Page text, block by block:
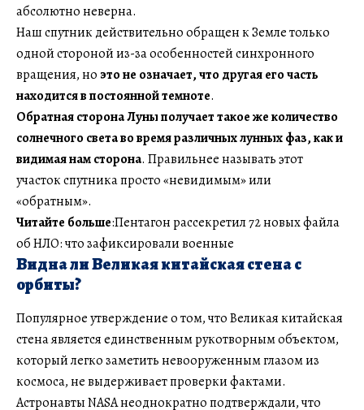
абсолютно неверна.
Наш спутник действительно обращен к Земле только
одной стороной из-за особенностей синхронного
вращения, но это не означает, что другая его часть
находится в постоянной темноте.
Обратная сторона Луны получает такое же количество
солнечного света во время различных лунных фаз, как и
видимая нам сторона. Правильнее называть этот
участок спутника просто «невидимым» или
«обратным».
Читайте больше:Пентагон рассекретил 72 новых файла
об НЛО: что зафиксировали военные
Видна ли Великая китайская стена с
орбиты?
Популярное утверждение о том, что Великая китайская
стена является единственным рукотворным объектом,
который легко заметить невооруженным глазом из
космоса, не выдерживает проверки фактами.
Астронавты NASA неоднократно подтверждали, что